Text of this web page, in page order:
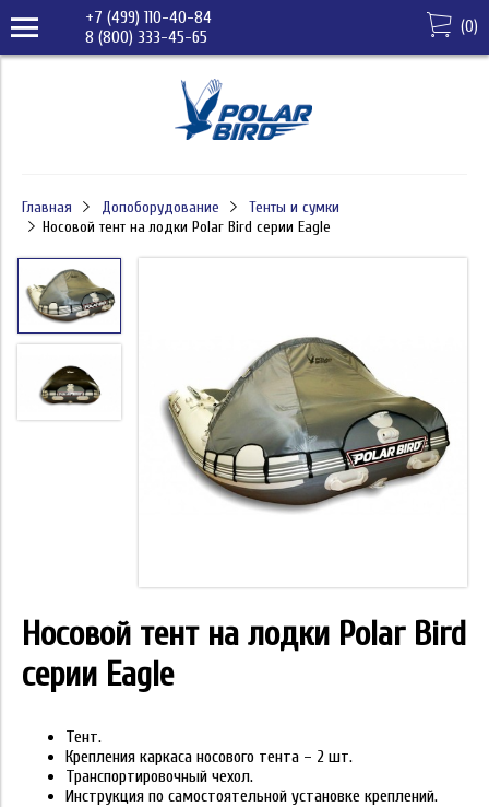
+7 (499) 110-40-84
8 (800) 333-45-65
(0)
Главная Допоборудование
Тенты и сумки
Носовой тент на лодки Polar Bird серии Eagle
Носовой тент на лодки Polar Bird
серии Eagle
Тент.
Крепления каркаса носового тента – 2 шт.
Транспортировочный чехол.
Инструкция по самостоятельной установке креплений.